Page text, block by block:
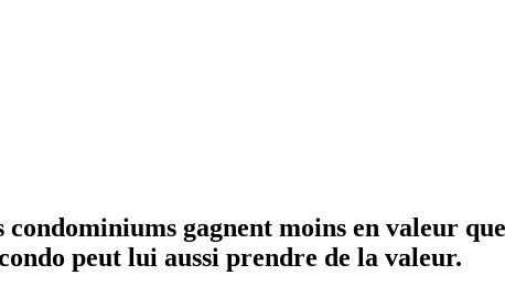
condominiums gagnent moins en valeur
peut lui aussi prendre de la valeur.